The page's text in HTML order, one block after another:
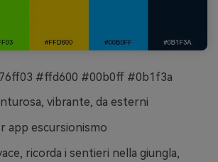
#ffd600 #00b0ff #0b1f3a
vibrante, da esterni
app escursionismo
ricorda i sentieri nella giungla,